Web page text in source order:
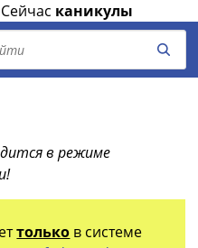
Сейчас каникулы
в режиме
только в системе